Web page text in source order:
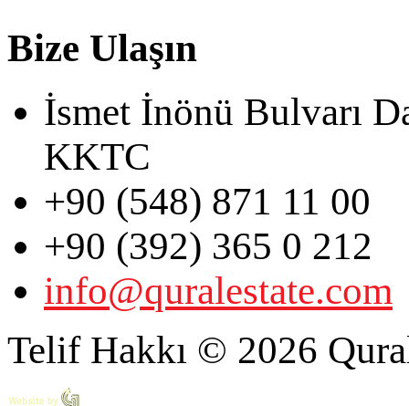
Bize Ulaşın
İsmet İnönü Bulvarı
KKTC
+90 (548) 871 11 00
+90 (392) 365 0 212
info@quralestate.com
Telif Hakkı © 2026